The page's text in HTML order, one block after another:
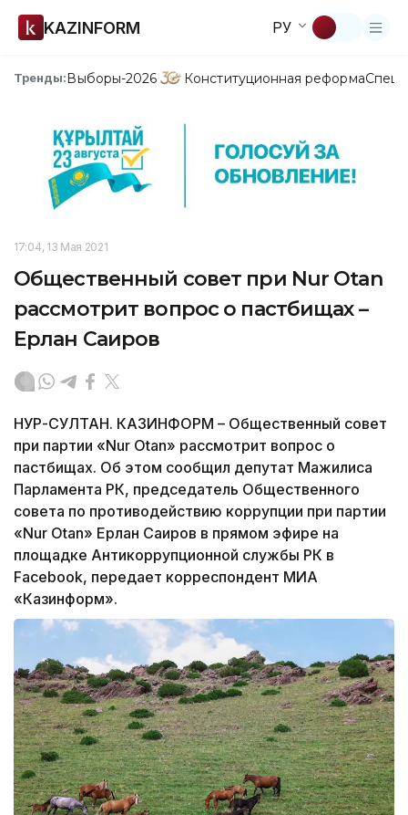
KAZINFORM РУ
Тренды:Выборы-2026 Конституционная реформа
17:04, 13 Мая 2021
Общественный совет при Nur Otan
рассмотрит вопрос о пастбищах –
Ерлан Саиров
НУР-СУЛТАН. КАЗИНФОРМ – Общественный совет
при партии «Nur Otan» рассмотрит вопрос о
пастбищах. Об этом сообщил депутат Мажилиса
Парламента РК, председатель Общественного
совета по противодействию коррупции при партии
«Nur Otan» Ерлан Саиров в прямом эфире на
площадке Антикоррупционной службы РК в
Facebook, передает корреспондент МИА
«Казинформ».